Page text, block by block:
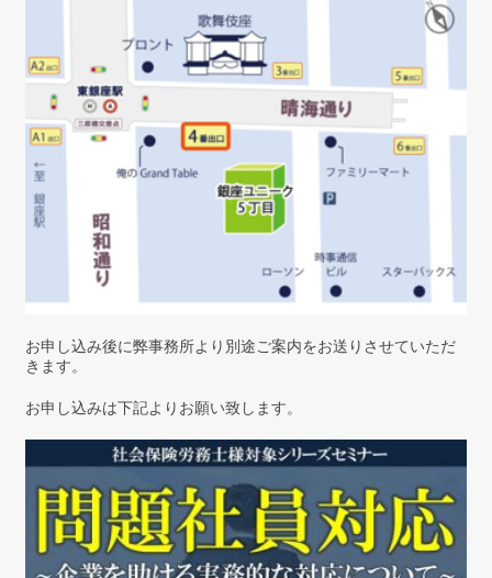
お申し込み後に弊事務所より別途ご案内をお送りさせていただ
きます。
お申し込みは下記よりお願い致します。